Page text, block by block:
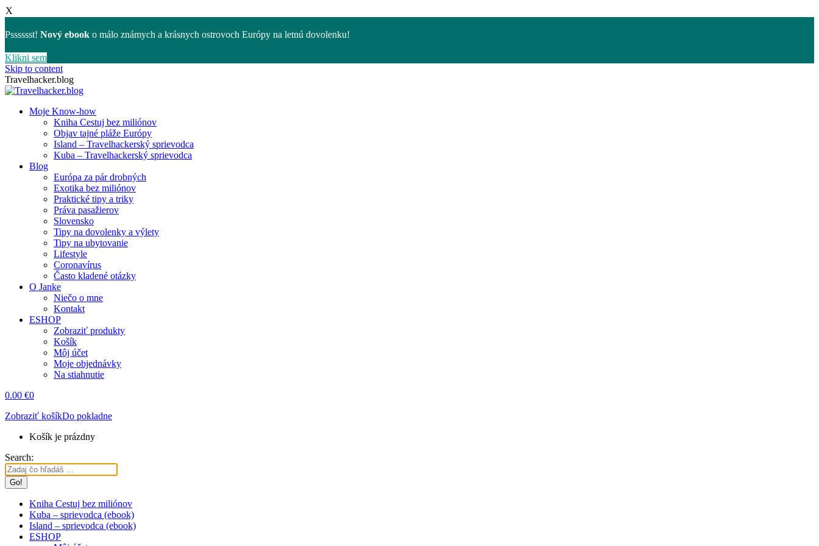
X
Psssssst! Nový ebook o málo známych a krásnych ostrovoch Európy na letnú dovolenku!
Klikni sem
Skip to content
Travelhacker.blog
Moje Know-how
Kniha Cestuj bez miliónov
Objav tajné pláže Európy
Island – Travelhackerský sprievodca
Kuba – Travelhackerský sprievodca
Blog
Európa za pár drobných
Exotika bez miliónov
Praktické tipy a triky
Práva pasažierov
Slovensko
Tipy na dovolenky a výlety
Tipy na ubytovanie
Lifestyle
Coronavírus
Často kladené otázky
O Janke
Niečo o mne
Kontakt
ESHOP
Zobraziť produkty
Košík
Môj účet
Moje objednávky
Na stiahnutie
0.00 €0
Zobraziť košíkDo pokladne
Košík je prázdny
Search:
Kniha Cestuj bez miliónov
Kuba – sprievodca (ebook)
Island – sprievodca (ebook)
ESHOP